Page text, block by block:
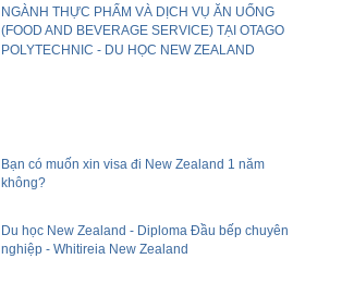
NGÀNH THỰC PHẨM VÀ DỊCH VỤ ĂN UỐNG
(FOOD AND BEVERAGE SERVICE) TẠI OTAGO
POLYTECHNIC - DU HỌC NEW ZEALAND
Bạn có muốn xin visa đi New Zealand 1 năm
không?
Du học New Zealand - Diploma Đầu bếp chuyên
nghiệp - Whitireia New Zealand